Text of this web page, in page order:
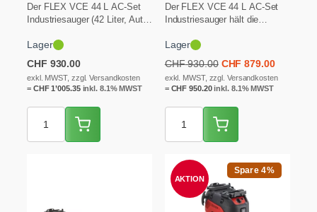
Der FLEX VCE 44 L AC-Set
Industriesauger (42 Liter, Auto-
Lager
CHF 930.00
exkl. MWST, zzgl. Versandkosten
= CHF1’005.35inkl. 8.1% MWST
Der FLEX VCE 44 L AC-Set
Industriesauger hält die
Filterabreinigung auch…
Lager
CHF930.00 Ursprünglicher
Preis
war:
CHF 879.00Aktueller
Preis
exkl. MWST, zzgl. Versandkosten
= CHF 950.20inkl. 8.1% MWST
AKTION
Spare 4%